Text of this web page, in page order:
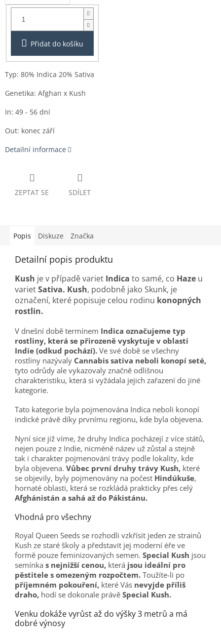
Balení:
Přidat do košíku
Typ: 80% Indica 20% Sativa
Genetika: Afghan x Kush
In: 49 - 56 dní
Out: konec září
Detailní informace
ZEPTAT SE SDÍLET
Popis Diskuze Značka
Detailní popis produktu
Kush je v případě variet Indica to samé, co Haze u
varietSativa. Kush, podobně jako Skunk, je
označení, které popisuje celou rodinu konopných
rostlin.
V dnešní době termínem Indica označujeme typ
rostliny, která se přirozeně vyskytuje v oblasti
Indie (odkud pochází). Ve své době se všechny
rostliny nazývaly Cannabis sativa neboli konopí seté,
tyto odrůdy ale vykazovaly značně odlišnou
charakteristiku, která si vyžádala jejich zařazení do jiné
kategorie.
Tato kategorie byla pojmenována Indica neboli konopí
indické právě díky prvnímu regionu, kde byla objevena.
Nyní sice již víme, že druhy Indica pocházejí z více států,
nejen pouze z Indie, nicméně název už zůstal a stejně
tak i charakter pojmenování trávy podle lokality, kde
byla objevena. Vůbec první druhy trávy Kush, které
se objevily, byly pojmenovány na počest Hindúkuše,
hornaté oblasti, která se rozkládá prakticky přes celý
Afghánistán a sahá až do Pákistánu.
Vhodná pro všechny
Royal Queen Seeds se rozhodli vzkřísit jeden ze strainů
Kush ze staré školy a představit jej moderní éře ve
formě pouze feminizovaných semen. Special Kush jsou
semínka s nejnižší cenou, která jsou ideální pro
pěstitele s omezeným rozpočtem. Toužíte-li po
příjemném pokouření, které Vás nevyjde příliš
draho, hodí se dokonale právě Special Kush.
Venku dokáže vyrůst až do výšky 3 metrů a má
dobré výnosy